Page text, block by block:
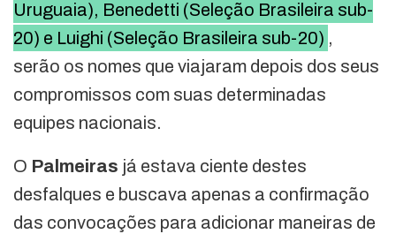
Uruguaia), Benedetti (Seleção Brasileira sub-
20) e Luighi (Seleção Brasileira sub-20) ,
serão os nomes que viajaram depois dos seus
compromissos com suas determinadas
equipes nacionais.
O Palmeiras já estava ciente destes
desfalques e buscava apenas a confirmação
das convocações para adicionar maneiras de